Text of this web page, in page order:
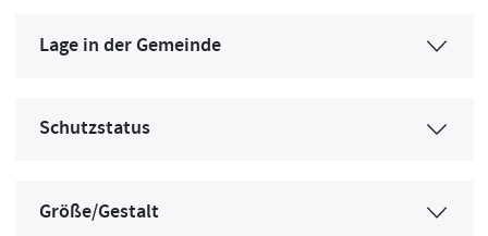
Lage in der Gemeinde
Schutzstatus
Größe/Gestalt